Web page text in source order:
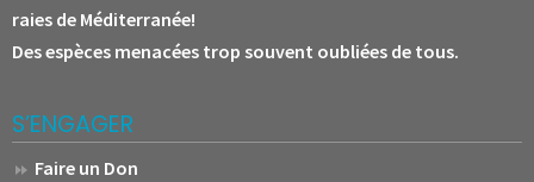
raies de Méditerranée!
Des espèces menacées trop souvent oubliées de tous.
S’ENGAGER
Faire un Don